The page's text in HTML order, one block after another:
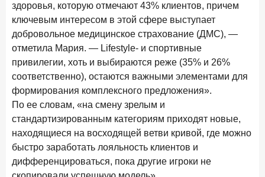
ПОДПИСАТЬСЯ
Я согласен с условиями обработки данных
10 марта 2026 года ИССЛЕДОВАНИЕ
Куда уходят деньги? Frank RG исследует рынок
вкладов
6 марта 2026 года
По итогам февраля 2026 года объем выдач кредитов
составил 748,4 млрд руб.
здоровья, которую отмечают 43% клиентов, причем
ключевым интересом в этой сфере выступает
добровольное медицинское страхование (ДМС), —
отметила Мария. — Lifestyle- и спортивные
привилегии, хоть и выбираются реже (35% и 26%
соответственно), остаются важными элементами для
формирования комплексного предложения».
По ее словам, «на смену зрелым и
стандартизированным категориям приходят новые,
находящиеся на восходящей ветви кривой, где можно
быстро заработать лояльность клиентов и
дифференцироваться, пока другие игроки не